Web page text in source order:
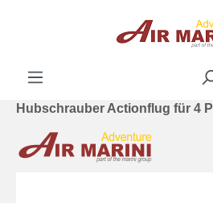
Hubschrauber Actionflug für 4